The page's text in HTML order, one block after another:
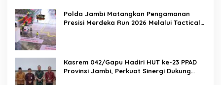
Polda Jambi Matangkan Pengamanan
Presisi Merdeka Run 2026 Melalui Tactical
Kasrem 042/Gapu Hadiri HUT ke-23 PPAD
Provinsi Jambi, Perkuat Sinergi Dukung